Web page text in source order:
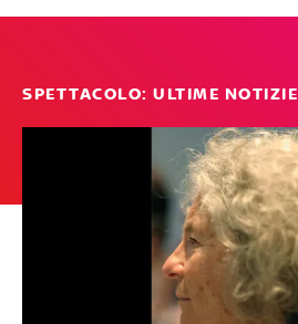
SPETTACOLO: ULTIME NOTIZIE